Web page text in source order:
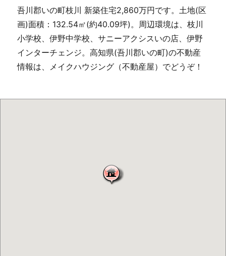
吾川郡いの町枝川 新築住宅2,860万円です。土地(区
画)面積：132.54㎡(約40.09坪)。周辺環境は、枝川
小学校、伊野中学校、サニーアクシスいの店、伊野
インターチェンジ。高知県(吾川郡いの町)の不動産
情報は、メイクハウジング（不動産屋）でどうぞ！